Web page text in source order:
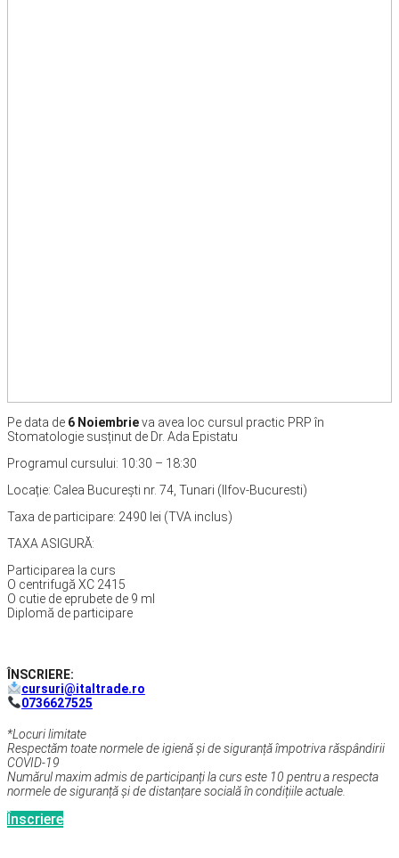
Pe data de 6 Noiembrieva avea loc cursul practic PRP în
Stomatologie susținut de Dr. Ada Epistatu
Programul cursului: 10:30 – 18:30
Locație: Calea București nr. 74, Tunari (Ilfov-Bucuresti)
Taxa de participare: 2490 lei (TVA inclus)
TAXA ASIGURĂ:
Participarea la curs
O centrifugă XC 2415
O cutie de eprubete de 9 ml
Diplomă de participare
ÎNSCRIERE:
cursuri@italtrade.ro
0736627525
*Locuri limitate
Respectăm toate normele de igienă și de siguranță împotriva răspândirii
COVID-19
Numărul maxim admis de participanți la curs este 10 pentru a respecta
normele de siguranță și de distanțare socială în condițiile actuale.
Înscriere